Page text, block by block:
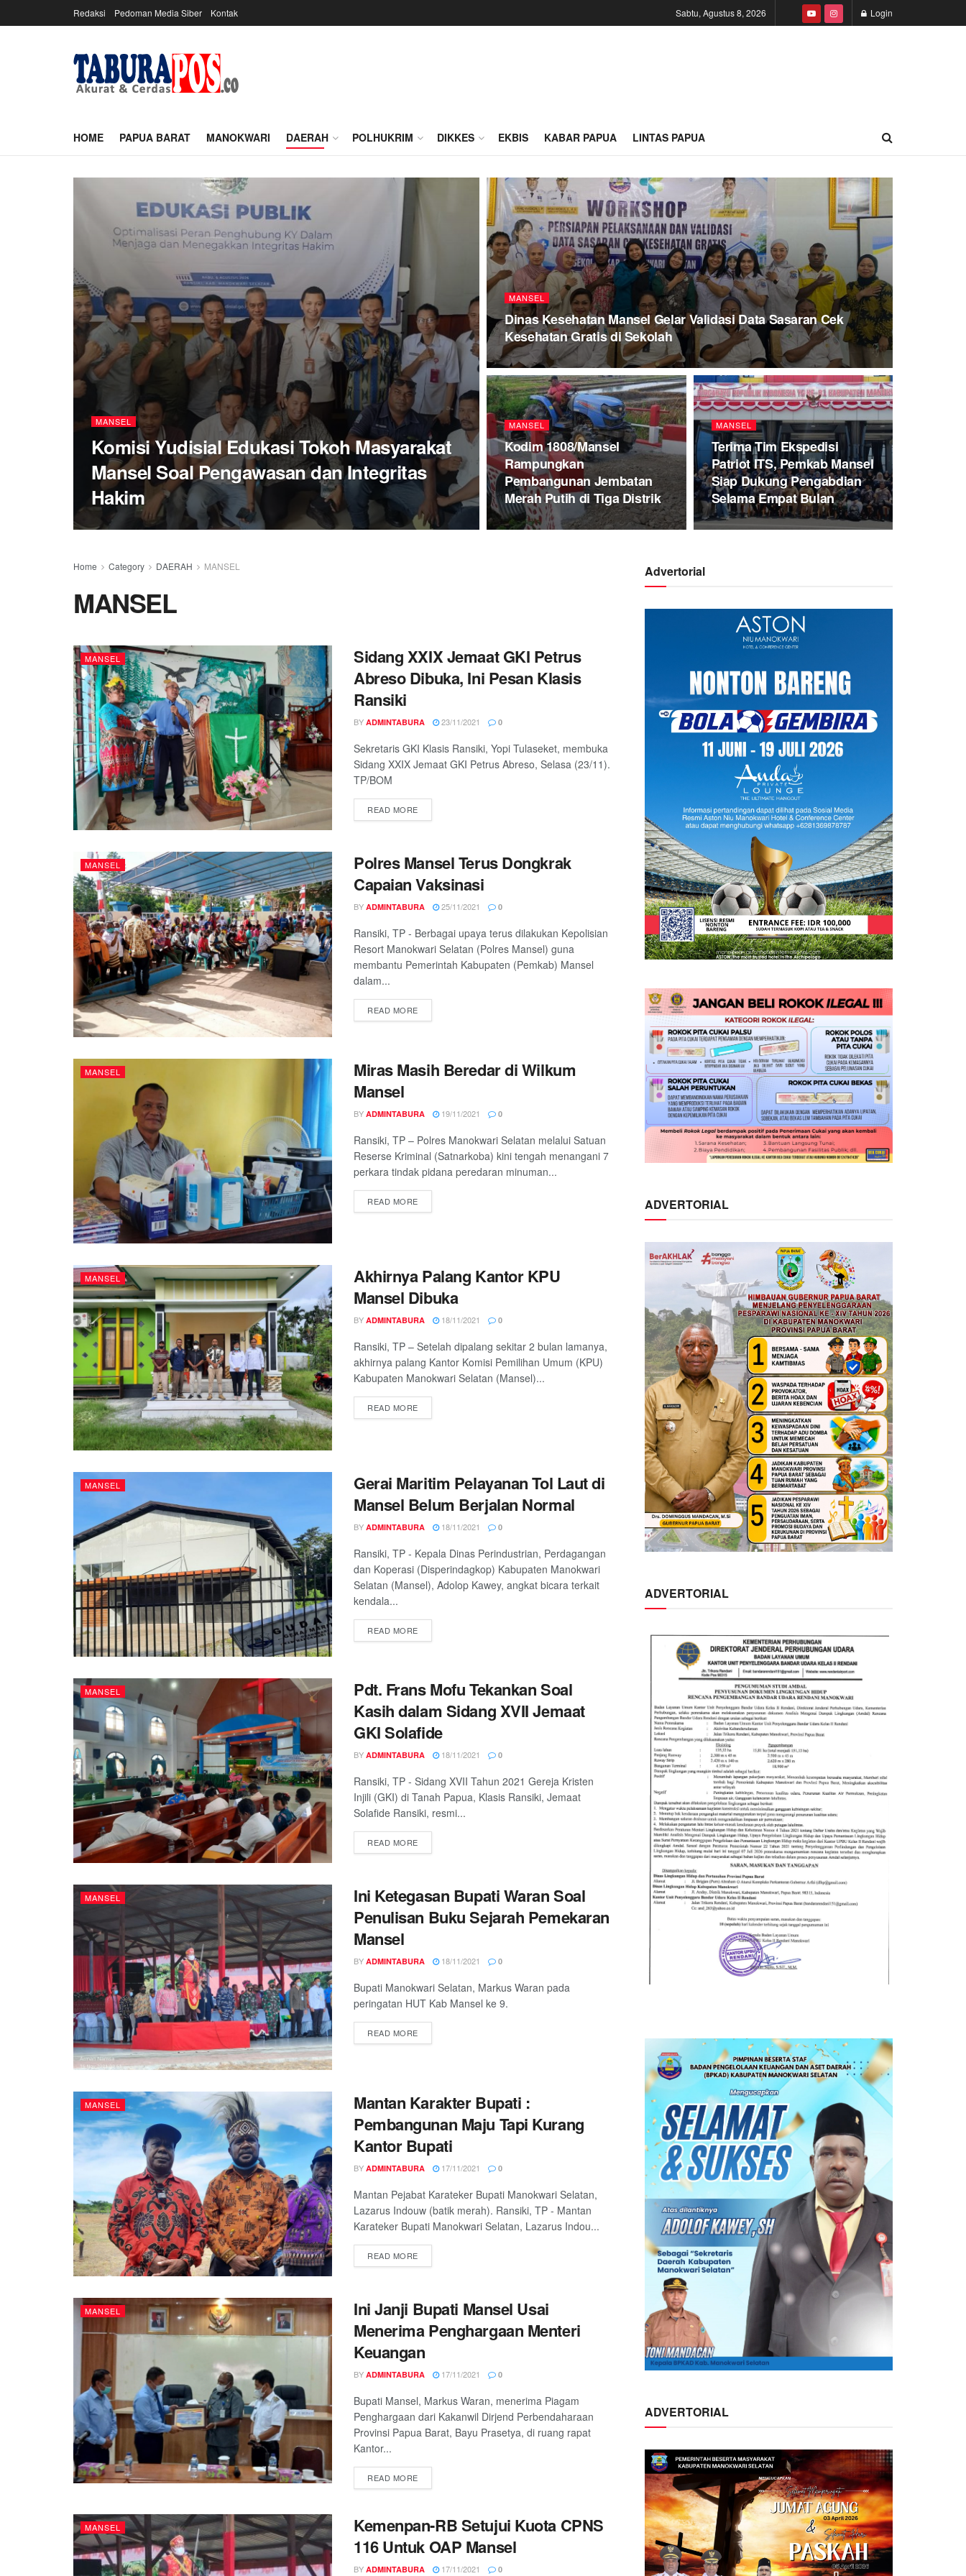
Redaksi Pedoman Media Siber Kontak Sabtu, Agustus 8, 2026 Login
HOME PAPUA BARAT MANOKWARI DAERAH POLHUKRIM DIKKES EKBIS KABAR PAPUA LINTAS PAPUA
MANSEL
Komisi Yudisial Edukasi Tokoh Masyarakat
Mansel Soal Pengawasan dan Integritas
Hakim
MANSEL
Dinas Kesehatan Mansel Gelar Validasi Data Sasaran Cek
Kesehatan Gratis di Sekolah
MANSEL
Kodim 1808/Mansel
Rampungkan
Pembangunan Jembatan
Merah Putih di Tiga Distrik
MANSEL
Terima Tim Ekspedisi
Patriot ITS, Pemkab Mansel
Siap Dukung Pengabdian
Selama Empat Bulan
Home Category DAERAH MANSEL
MANSEL
MANSEL
Sidang XXIX Jemaat GKI Petrus
Abreso Dibuka, Ini Pesan Klasis
Ransiki
BY ADMINTABURA 23/11/2021 0
Sekretaris GKI Klasis Ransiki, Yopi Tulaseket, membuka
Sidang XXIX Jemaat GKI Petrus Abreso, Selasa (23/11).
TP/BOM
READ MORE
MANSEL
Polres Mansel Terus Dongkrak
Capaian Vaksinasi
BY ADMINTABURA 25/11/2021 0
Ransiki, TP - Berbagai upaya terus dilakukan Kepolisian
Resort Manokwari Selatan (Polres Mansel) guna
membantu Pemerintah Kabupaten (Pemkab) Mansel
dalam...
READ MORE
MANSEL
Miras Masih Beredar di Wilkum
Mansel
BY ADMINTABURA 19/11/2021 0
Ransiki, TP – Polres Manokwari Selatan melalui Satuan
Reserse Kriminal (Satnarkoba) kini tengah menangani 7
perkara tindak pidana peredaran minuman...
READ MORE
MANSEL
Akhirnya Palang Kantor KPU
Mansel Dibuka
BY ADMINTABURA 18/11/2021 0
Ransiki, TP – Setelah dipalang sekitar 2 bulan lamanya,
akhirnya palang Kantor Komisi Pemilihan Umum (KPU)
Kabupaten Manokwari Selatan (Mansel)...
READ MORE
MANSEL
Gerai Maritim Pelayanan Tol Laut di
Mansel Belum Berjalan Normal
BY ADMINTABURA 18/11/2021 0
Ransiki, TP - Kepala Dinas Perindustrian, Perdagangan
dan Koperasi (Disperindagkop) Kabupaten Manokwari
Selatan (Mansel), Adolop Kawey, angkat bicara terkait
kendala...
READ MORE
MANSEL
Pdt. Frans Mofu Tekankan Soal
Kasih dalam Sidang XVII Jemaat
GKI Solafide
BY ADMINTABURA 18/11/2021 0
Ransiki, TP - Sidang XVII Tahun 2021 Gereja Kristen
Injili (GKI) di Tanah Papua, Klasis Ransiki, Jemaat
Solafide Ransiki, resmi...
READ MORE
MANSEL
Ini Ketegasan Bupati Waran Soal
Penulisan Buku Sejarah Pemekaran
Mansel
BY ADMINTABURA 18/11/2021 0
Bupati Manokwari Selatan, Markus Waran pada
peringatan HUT Kab Mansel ke 9.
READ MORE
MANSEL
Mantan Karakter Bupati :
Pembangunan Maju Tapi Kurang
Kantor Bupati
BY ADMINTABURA 17/11/2021 0
Mantan Pejabat Karateker Bupati Manokwari Selatan,
Lazarus Indouw (batik merah). Ransiki, TP - Mantan
Karateker Bupati Manokwari Selatan, Lazarus Indou...
READ MORE
MANSEL
Ini Janji Bupati Mansel Usai
Menerima Penghargaan Menteri
Keuangan
BY ADMINTABURA 17/11/2021 0
Bupati Mansel, Markus Waran, menerima Piagam
Penghargaan dari Kakanwil Dirjend Perbendaharaan
Provinsi Papua Barat, Bayu Prasetya, di ruang rapat
Kantor...
READ MORE
MANSEL
Kemenpan-RB Setujui Kuota CPNS
116 Untuk OAP Mansel
BY ADMINTABURA 17/11/2021 0
Advertorial
ADVERTORIAL
ADVERTORIAL
ADVERTORIAL